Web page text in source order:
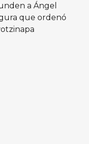
a Ángel
que ordenó